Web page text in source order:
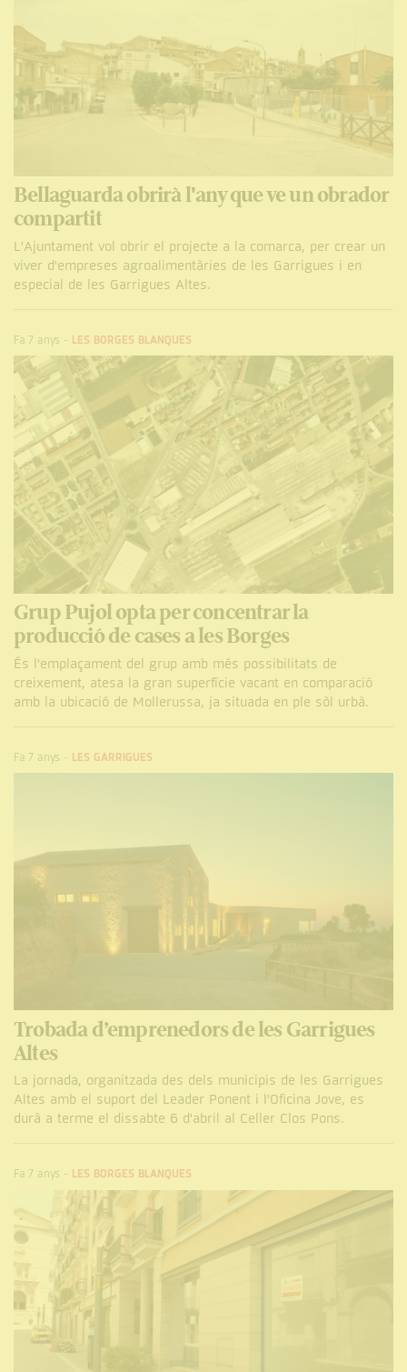
Bellaguarda obrirà l'any que ve un obrador
compartit
L'Ajuntament vol obrir el projecte a la comarca, per crear un
viver d'empreses agroalimentàries de les Garrigues i en
especial de les Garrigues Altes.
Fa 7 anys - LES BORGES BLANQUES
Grup Pujol opta per concentrar la
producció de cases a les Borges
És l'emplaçament del grup amb més possibilitats de
creixement, atesa la gran superfície vacant en comparació
amb la ubicació de Mollerussa, ja situada en ple sòl urbà.
Fa 7 anys - LES GARRIGUES
Trobada d’emprenedors de les Garrigues
Altes
La jornada, organitzada des dels municipis de les Garrigues
Altes amb el suport del Leader Ponent i l'Oficina Jove, es
durà a terme el dissabte 6 d'abril al Celler Clos Pons.
Fa 7 anys - LES BORGES BLANQUES